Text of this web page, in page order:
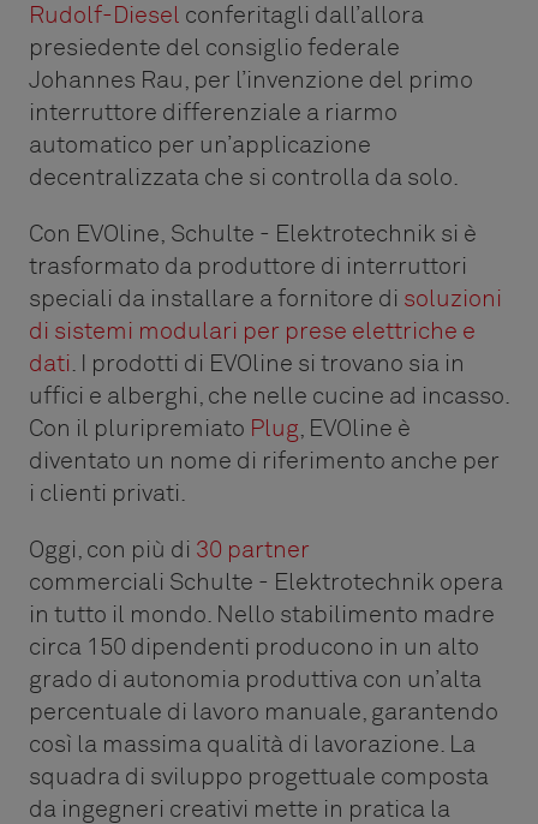
Rudolf-Diesel conferitagli dall’allora
presiedente del consiglio federale
Johannes Rau, per l’invenzione del primo
interruttore differenziale a riarmo
automatico per un’applicazione
decentralizzata che si controlla da solo.
Con EVOline, Schulte - Elektrotechnik si è
trasformato da produttore di interruttori
speciali da installare a fornitore di soluzioni
di sistemi modulari per prese elettriche e
dati. I prodotti di EVOline si trovano sia in
uffici e alberghi, che nelle cucine ad incasso.
Con il pluripremiato Plug, EVOline è
diventato un nome di riferimento anche per
i clienti privati.
Oggi, con più di 30 partner
commerciali Schulte - Elektrotechnik opera
in tutto il mondo. Nello stabilimento madre
circa 150 dipendenti producono in un alto
grado di autonomia produttiva con un’alta
percentuale di lavoro manuale, garantendo
così la massima qualità di lavorazione. La
squadra di sviluppo progettuale composta
da ingegneri creativi mette in pratica la